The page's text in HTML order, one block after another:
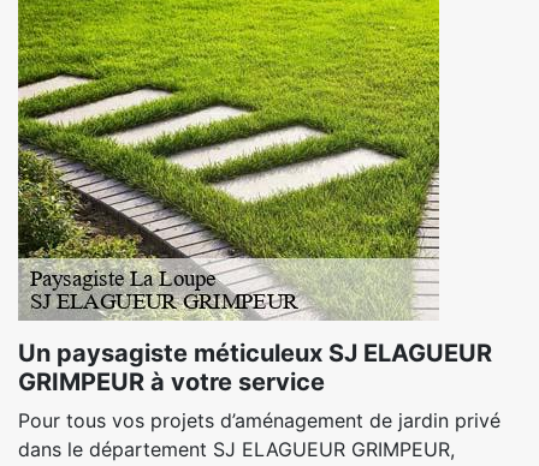
Un paysagiste méticuleux SJ ELAGUEUR
GRIMPEUR à votre service
Pour tous vos projets d’aménagement de jardin privé
dans le département SJ ELAGUEUR GRIMPEUR,